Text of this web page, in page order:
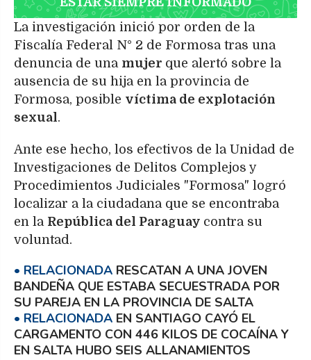
La investigación inició por orden de la
Fiscalía Federal N° 2 de Formosa tras una
denuncia de una mujer que alertó sobre la
ausencia de su hija en la provincia de
Formosa, posible víctima de explotación
sexual.
Ante ese hecho, los efectivos de la Unidad de
Investigaciones de Delitos Complejos y
Procedimientos Judiciales "Formosa" logró
localizar a la ciudadana que se encontraba
en la República del Paraguay contra su
voluntad.
RESCATAN A UNA JOVEN
BANDEÑA QUE ESTABA SECUESTRADA POR
SU PAREJA EN LA PROVINCIA DE SALTA
EN SANTIAGO CAYÓ EL
CARGAMENTO CON 446 KILOS DE COCAÍNA Y
EN SALTA HUBO SEIS ALLANAMIENTOS